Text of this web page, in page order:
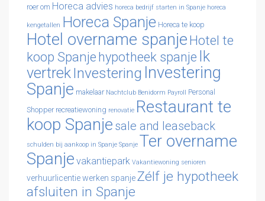
roer om Horeca advies horeca bedrijf starten in Spanje horeca
kengetallen Horeca Spanje Horeca te koop
Hotel overname spanjeHotel te
koop Spanje hypotheek spanje Ik
vertrekInvestering Investering
Spanje makelaar Nachtclub Benidorm Payroll
Personal
Shopper recreatiewoning renovatie Restaurant te
koop Spanje sale and leaseback
schulden bij aankoop in Spanje Spanje Ter overname
Spanje vakantiepark Vakantiewoning senioren
verhuurlicentiewerken spanjeZélf je hypotheek
afsluiten in Spanje